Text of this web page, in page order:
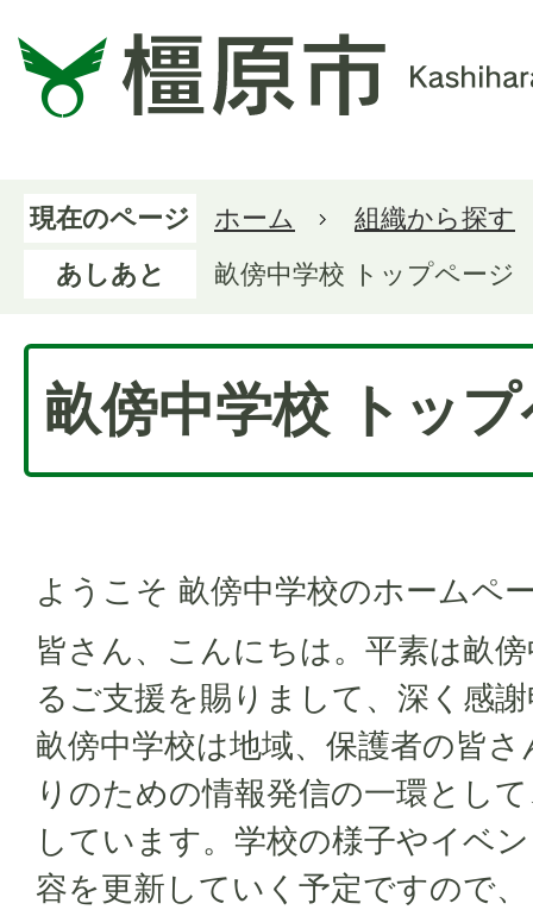
現在のページ ホーム
組織から探す
あしあと
畝傍中学校 トップページ
畝傍中学校 トッ
ようこそ 畝傍中学校のホームペ
皆さん、こんにちは。平素は畝
るご支援を賜りまして、深く感
畝傍中学校は地域、保護者の皆
りのための情報発信の一環とし
しています。学校の様子やイベ
容を更新していく予定ですので